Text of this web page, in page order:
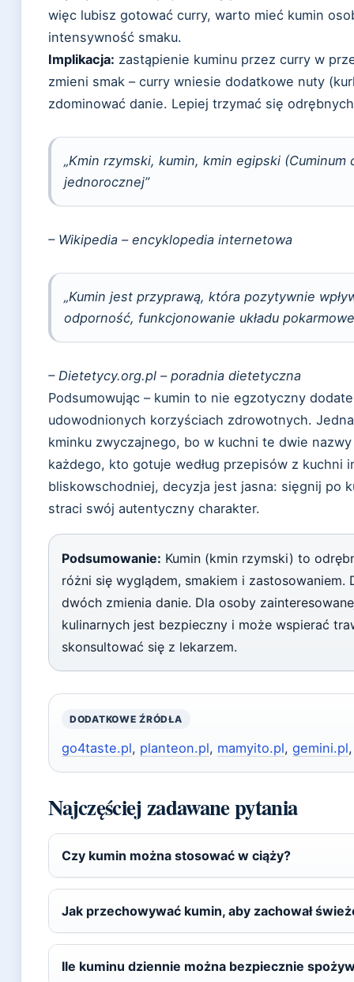
więc lubisz gotować curry, warto mieć kumin
intensywność smaku.
Implikacja: zastąpienie kuminu przez curry w
zmieni smak – curry wniesie dodatkowe nuty
zdominować danie. Lepiej trzymać się
„Kmin rzymski, kumin, kmin egipski
jednorocznej”
– Wikipedia – encyklopedia internetowa
„Kumin jest przyprawą, która pozytywnie
odporność, funkcjonowanie układu
– Dietetycy.org.pl – poradnia dietetyczna
Podsumowując – kumin to nie egzotyczny
udowodnionych korzyściach zdrowotnych.
kminku zwyczajnego, bo w kuchni te dwie
każdego, kto gotuje według przepisów z kuchni
bliskowschodniej, decyzja jest jasna: sięgnij po
straci swój autentyczny charakter.
Podsumowanie: Kumin (kmin rzymski) to
różni się wyglądem, smakiem i
dwóch zmienia danie. Dla osoby
kulinarnych jest bezpieczny i może wspierać
skonsultować się z lekarzem.
DODATKOWE ŹRÓDŁA
go4taste.pl, planteon.pl, mamyito.pl, gemini.pl
Najczęściej zadawane pytania
Czy kumin można stosować w ciąży?
Jak przechowywać kumin, aby zachował
Ile kuminu dziennie można bezpiecznie